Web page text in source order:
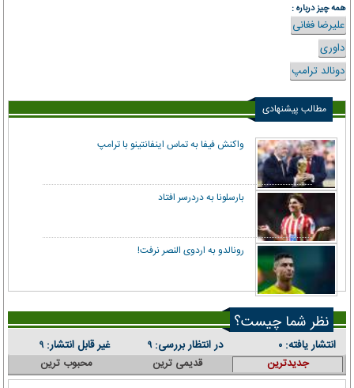
همه چیز درباره :
علیرضا فغانی
داوری
دونالد ترامپ
مطالب پیشنهادی
واکنش فیفا به تماس اینفانتینو با ترامپ
بارسلونا به دردرسر افتاد
رونالدو به اردوی النصر نرفت!
نظر شما چیست؟
انتشار یافته: ۰ در انتظار بررسی:۹ غیر قابل انتشار:۹
جدیدترین قدیمی ترین محبوب ترین